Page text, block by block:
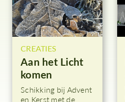
CREATIES
Aan het Licht
komen
Schikking bij Advent
en Kerst met de